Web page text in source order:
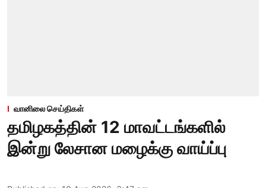
வானிலை செய்திகள்
தமிழகத்தின் 12 மாவட்டங்களில்
இன்று லேசான மழைக்கு வாய்ப்பு